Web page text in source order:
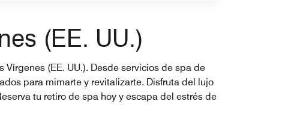
(EE. UU.)
(EE. UU.). Desde servicios de spa de
para mimarte y revitalizarte. Disfruta del lujo
tu retiro de spa hoy y escapa del estrés de